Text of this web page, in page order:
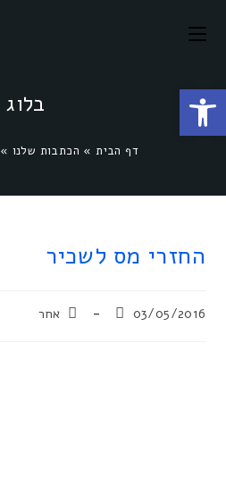
בלוג
דף הבית» הכתבות שלנו »
החזרי מס לשכיר
03/05/2016 אחר
פתח סרגל נגישות